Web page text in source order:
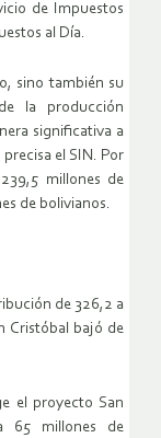
de Impuestos
al Día.
sino también su
la producción
significativa a
el SIN. Por
millones de
de bolivianos.
de 326,2 a
Cristóbal bajó de
el proyecto San
65 millones de